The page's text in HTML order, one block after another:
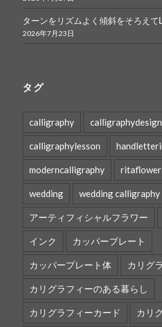
ターンをリズムよく傾斜をそろえ
2026年7月23日
タグ
calligraphy calligraphydesign
calligraphylesson
moderncalligraphy
wedding wedding calligraphy
アーティフィシャルフラワー
インク カッパープレート
カッパープレート体 カリグ
カリグラフィーのある暮らし
カリグラフィーカード カリ